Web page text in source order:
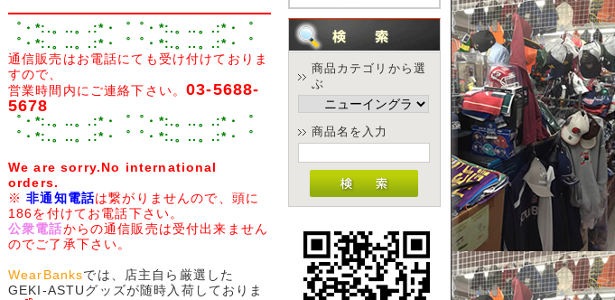
゜・*:.。..。.:*・゜゜・*:.。..。.:*・゜
゜・*:.。..。.:*・゜゜・*:.。..。.:*・゜
通信販売はお電話にても受け付けておりま
すので、
営業時間内にご連絡下さい。03-5688-
5678
゜・*:.。..。.:*・゜゜・*:.。..。.:*・゜
゜・*:.。..。.:*・゜゜・*:.。..。.:*・゜
We are sorry.No international
orders.
※ 非通知電話は繋がりませんので、頭に
186を付けてお電話下さい。
公衆電話からの通信販売は受付出来ません
のでご了承下さい。
WearBanksでは、店主自ら厳選した
GEKI-ASTUグッズが随時入荷しておりま
商品カテゴリから選
ぶ
商品名を入力